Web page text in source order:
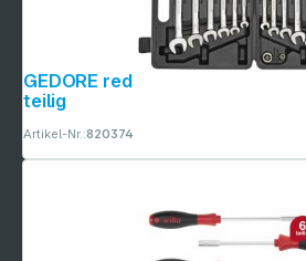
GEDORE red Maul-Ringratschen- schüssel-Satz 16-
teilig
Artikel-Nr.:820374